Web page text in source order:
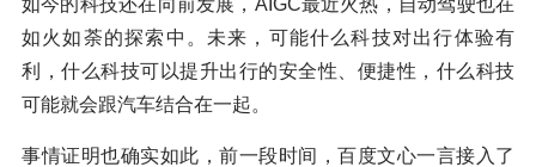
如火如荼的探索中。未来，可能什么科技对出行体验有
利，什么科技可以提升出行的安全性、便捷性，什么科技
可能就会跟汽车结合在一起。
事情证明也确实如此，前一段时间，百度文心一言接入了